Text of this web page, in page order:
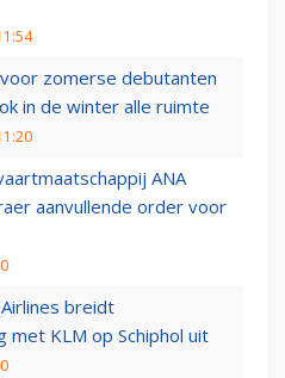
zomerse debutanten
in de winter alle ruimte
ANA
aanvullende order voor
breidt
met KLM op Schiphol uit